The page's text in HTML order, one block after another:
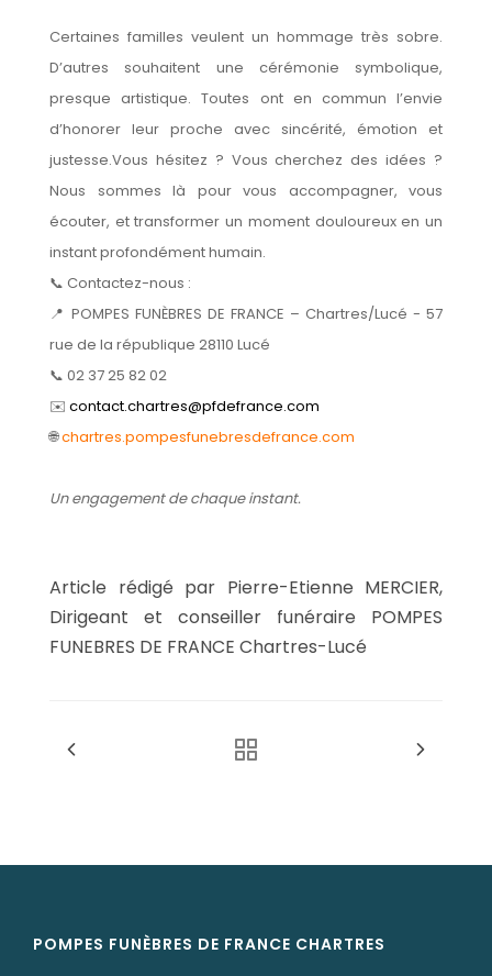
Certaines familles veulent un hommage très sobre.
D’autres souhaitent une cérémonie symbolique,
presque artistique. Toutes ont en commun l’envie
d’honorer leur proche avec sincérité, émotion et
justesse.Vous hésitez ? Vous cherchez des idées ?
Nous sommes là pour vous accompagner, vous
écouter, et transformer un moment douloureux en un
instant profondément humain.
📞 Contactez-nous :
📍 POMPES FUNÈBRES DE FRANCE – Chartres/Lucé - 57
rue de la république 28110 Lucé
📞 02 37 25 82 02
✉️ contact.chartres@pfdefrance.com
🌐chartres.pompesfunebresdefrance.com
Un engagement de chaque instant.
Article rédigé par Pierre-Etienne MERCIER,
Dirigeant et conseiller funéraire POMPES
FUNEBRES DE FRANCE Chartres-Lucé
POMPES FUNÈBRES DE FRANCE CHARTRES